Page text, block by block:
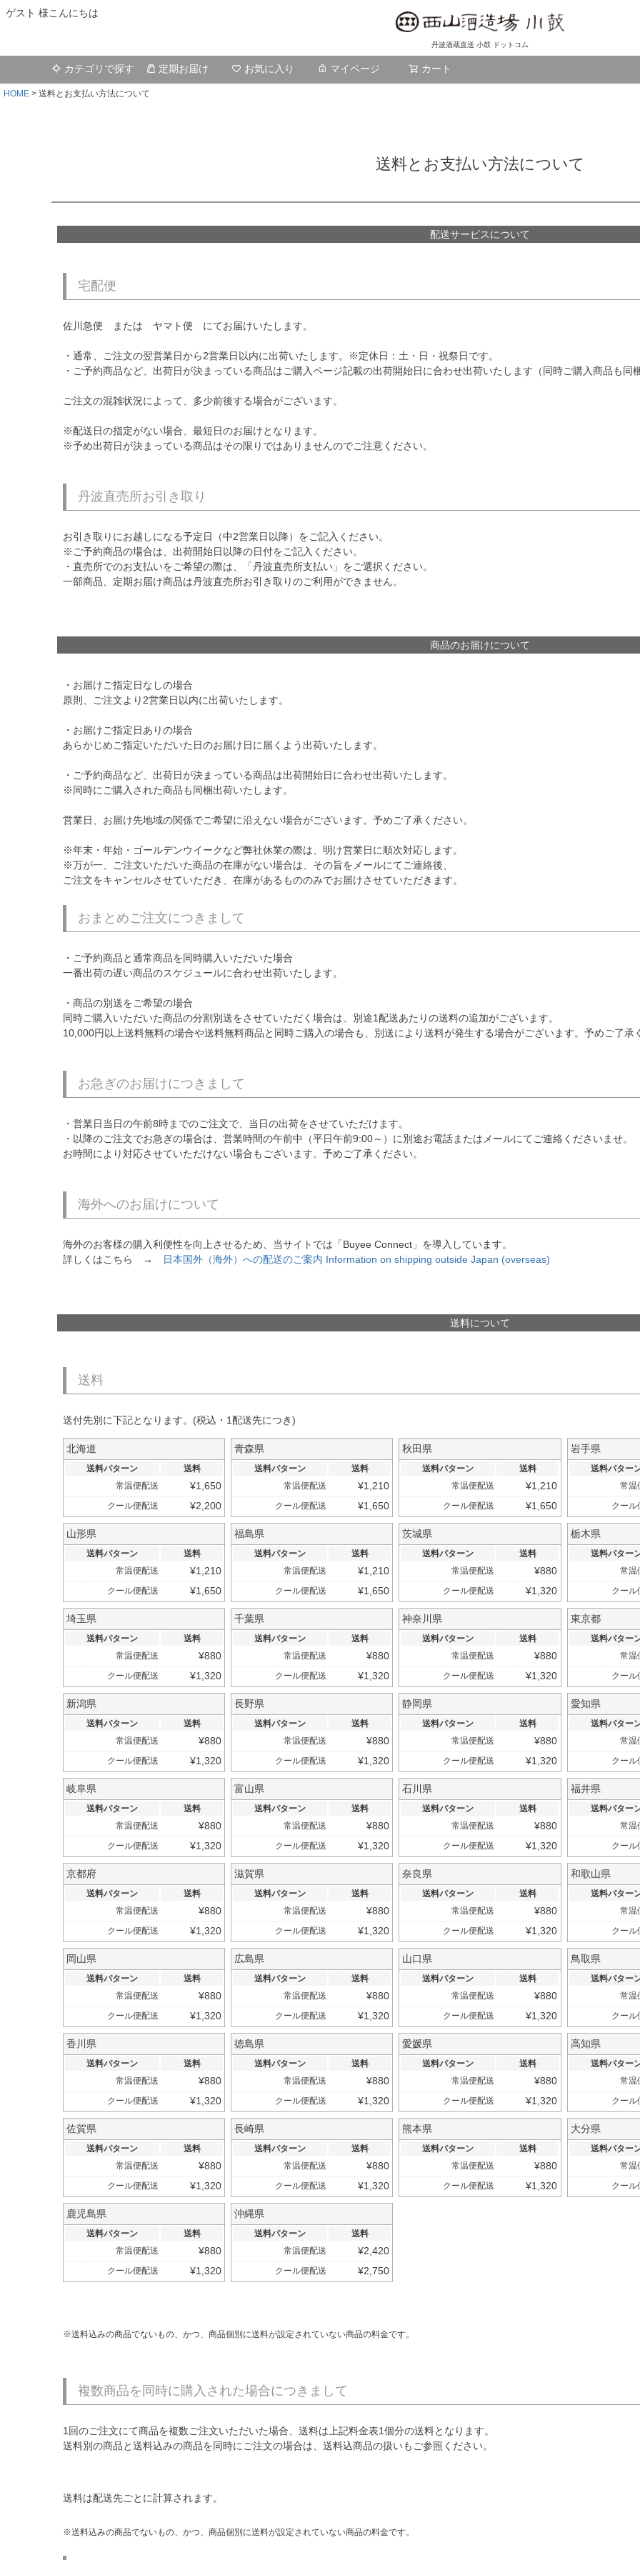
ゲスト 様こんにちは
丹波酒蔵直送 小鼓 ドットコム
カテゴリで探す 定期お届け お気に入り マイページ カート
HOME 送料とお支払い方法について
送料とお支払い方法について
配送サービスについて
宅配便
佐川急便 または ヤマト便 にてお届けいたします。
・通常、ご注文の翌営業日から2営業日以内に出荷いたします。※定休日：土・日・祝祭日です。
・ご予約商品など、出荷日が決まっている商品はご購入ページ記載の出荷開始日に合わせ出荷いたします（同時ご購入商品も同
ご注文の混雑状況によって、多少前後する場合がございます。
※配送日の指定がない場合、最短日のお届けとなります。
※予め出荷日が決まっている商品はその限りではありませんのでご注意ください。
丹波直売所お引き取り
お引き取りにお越しになる予定日（中2営業日以降）をご記入ください。
※ご予約商品の場合は、出荷開始日以降の日付をご記入ください。
・直売所でのお支払いをご希望の際は、「丹波直売所支払い」をご選択ください。
一部商品、定期お届け商品は丹波直売所お引き取りのご利用ができません。
商品のお届けについて
・お届けご指定日なしの場合
原則、ご注文より2営業日以内に出荷いたします。
・お届けご指定日ありの場合
あらかじめご指定いただいた日のお届け日に届くよう出荷いたします。
・ご予約商品など、出荷日が決まっている商品は出荷開始日に合わせ出荷いたします。
※同時にご購入された商品も同梱出荷いたします。
営業日、お届け先地域の関係でご希望に沿えない場合がございます。予めご了承ください。
※年末・年始・ゴールデンウイークなど弊社休業の際は、明け営業日に順次対応します。
※万が一、ご注文いただいた商品の在庫がない場合は、その旨をメールにてご連絡後、
ご注文をキャンセルさせていただき、在庫があるもののみでお届けさせていただきます。
おまとめご注文につきまして
・ご予約商品と通常商品を同時購入いただいた場合
一番出荷の遅い商品のスケジュールに合わせ出荷いたします。
・商品の別送をご希望の場合
同時ご購入いただいた商品の分割別送をさせていただく場合は、別途1配送あたりの送料の追加がございます。
10,000円以上送料無料の場合や送料無料商品と同時ご購入の場合も、別送により送料が発生する場合がございます。予めご了承
お急ぎのお届けにつきまして
・営業日当日の午前8時までのご注文で、当日の出荷をさせていただけます。
・以降のご注文でお急ぎの場合は、営業時間の午前中（平日午前9:00～）に別途お電話またはメールにてご連絡くださいませ。
お時間により対応させていただけない場合もございます。予めご了承ください。
海外へのお届けについて
海外のお客様の購入利便性を向上させるため、当サイトでは「Buyee Connect」を導入しています。
詳しくはこちら →
日本国外（海外）への配送のご案内 Information on shipping outside Japan (overseas)
送料について
送料
送付先別に下記となります。(税込・1配送先につき)
北海道
送料パターン
送料
常温便配送
¥1,650
クール便配送 ¥2,200
青森県
送料パターン
送料
常温便配送
¥1,210
クール便配送 ¥1,650
秋田県
送料パターン
送料
常温便配送
¥1,210
クール便配送 ¥1,650
岩手県
送料パター
常温
クール
山形県
送料パターン
送料
常温便配送
¥1,210
クール便配送 ¥1,650
福島県
送料パターン
送料
常温便配送
¥1,210
クール便配送 ¥1,650
茨城県
送料パターン
送料
常温便配送
¥880
クール便配送 ¥1,320
栃木県
送料パター
常温
クール
埼玉県
送料パターン
送料
常温便配送
¥880
クール便配送 ¥1,320
千葉県
送料パターン
送料
常温便配送
¥880
クール便配送 ¥1,320
神奈川県
送料パターン
送料
常温便配送
¥880
クール便配送 ¥1,320
東京都
送料パター
常温
クール
新潟県
送料パターン
送料
常温便配送
¥880
クール便配送 ¥1,320
長野県
送料パターン
送料
常温便配送
¥880
クール便配送 ¥1,320
静岡県
送料パターン
送料
常温便配送
¥880
クール便配送 ¥1,320
愛知県
送料パター
常温
クール
岐阜県
送料パターン
送料
常温便配送
¥880
クール便配送 ¥1,320
富山県
送料パターン
送料
常温便配送
¥880
クール便配送 ¥1,320
石川県
送料パターン
送料
常温便配送
¥880
クール便配送 ¥1,320
福井県
送料パター
常温
クール
京都府
送料パターン
送料
常温便配送
¥880
クール便配送 ¥1,320
滋賀県
送料パターン
送料
常温便配送
¥880
クール便配送 ¥1,320
奈良県
送料パターン
送料
常温便配送
¥880
クール便配送 ¥1,320
和歌山県
送料パター
常温
クール
岡山県
送料パターン
送料
常温便配送
¥880
クール便配送 ¥1,320
広島県
送料パターン
送料
常温便配送
¥880
クール便配送 ¥1,320
山口県
送料パターン
送料
常温便配送
¥880
クール便配送 ¥1,320
鳥取県
送料パター
常温
クール
香川県
送料パターン
送料
常温便配送
¥880
クール便配送 ¥1,320
徳島県
送料パターン
送料
常温便配送
¥880
クール便配送 ¥1,320
愛媛県
送料パターン
送料
常温便配送
¥880
クール便配送 ¥1,320
高知県
送料パター
常温
クール
佐賀県
送料パターン
送料
常温便配送
¥880
クール便配送 ¥1,320
長崎県
送料パターン
送料
常温便配送
¥880
クール便配送 ¥1,320
熊本県
送料パターン
送料
常温便配送
¥880
クール便配送 ¥1,320
大分県
送料パター
常温
クール
鹿児島県
送料パターン
送料
常温便配送
¥880
クール便配送 ¥1,320
沖縄県
送料パターン
送料
常温便配送
¥2,420
クール便配送 ¥2,750
送料込みの商品でないもの、かつ、商品個別に送料が設定されていない商品の料金です。
複数商品を同時に購入された場合につきまして
1回のご注文にて商品を複数ご注文いただいた場合、送料は上記料金表1個分の送料となります。
送料別の商品と送料込みの商品を同時にご注文の場合は、送料込商品の扱いもご参照ください。
送料は配送先ごとに計算されます。
送料込みの商品でないもの、かつ、商品個別に送料が設定されていない商品の料金です。